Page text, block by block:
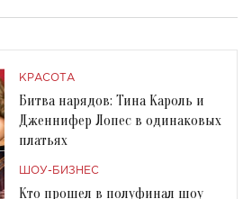
КРАСОТА
Битва нарядов: Тина Кароль и
Дженнифер Лопес в одинаковых
платьях
ШОУ-БИЗНЕС
Кто прошел в полуфинал шоу